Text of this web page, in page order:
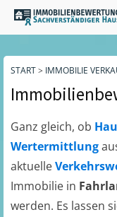
START> IMMOBILIE
Ganz gleich, ob
Wertermittlung
aktuelle
Immobilie in
werden. Es lassen